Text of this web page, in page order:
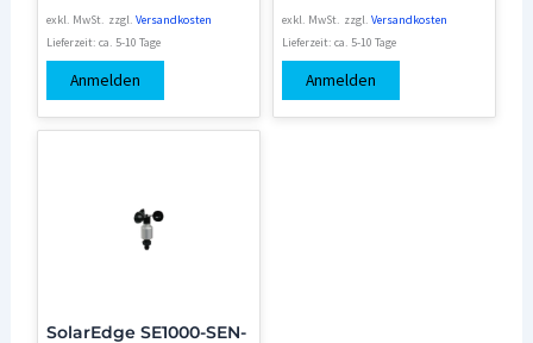
exkl. MwSt. zzgl.Versandkosten
Lieferzeit:ca. 5-10 Tage
Anmelden
exkl. MwSt. zzgl. Versandkosten
Lieferzeit: ca. 5-10 Tage
Anmelden
SolarEdge SE1000-SEN-